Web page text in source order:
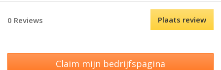
0 Reviews Plaats review
Claim mijn bedrijfspagina